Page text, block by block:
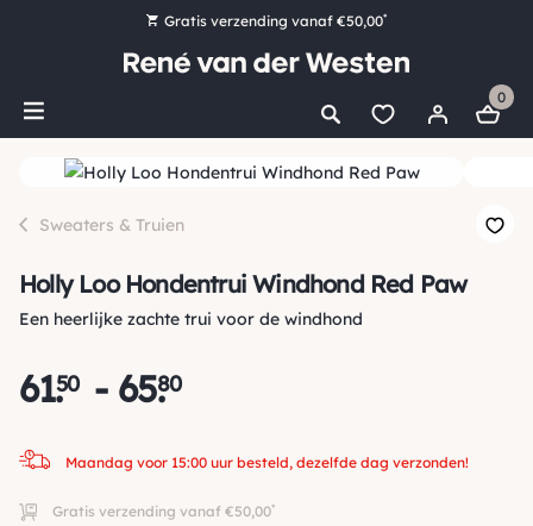
Gratis verzending vanaf €50,00*
Bestel nu, betaal later met Klarna
Ruim 16.000 artikelen op voorraad
0
Sweaters & Truien
Holly Loo Hondentrui Windhond Red Paw
Een heerlijke zachte trui voor de windhond
61.
50 - 65.80
Maandag voor 15:00 uur besteld, dezelfde dag verzonden!
Gratis verzending vanaf €50,00*